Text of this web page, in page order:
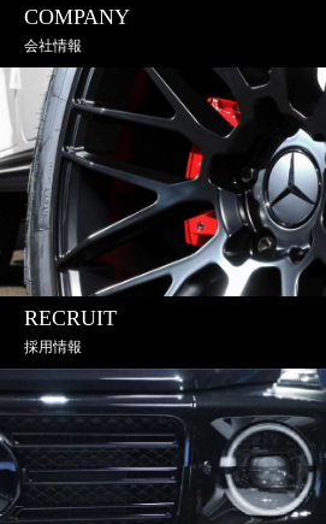
COMPANY
会社情報
RECRUIT
採用情報